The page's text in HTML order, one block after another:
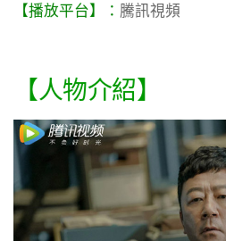
【播放平台】： 騰訊視頻
【人物介紹】